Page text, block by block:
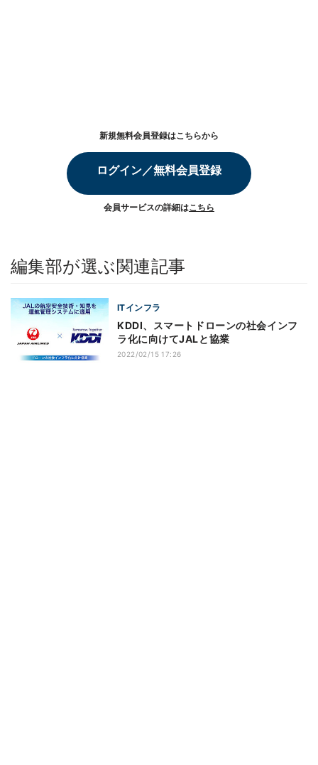
新規無料会員登録はこちらから
ログイン／無料会員登録
会員サービスの詳細はこちら
編集部が選ぶ関連記事
ITインフラ
KDDI、スマートドローンの社会インフ
ラ化に向けてJALと協業
2022/02/15 17:26